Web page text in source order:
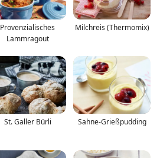
Provenzialisches
Lammragout
Milchreis (Thermomix)
St. Galler Bürli Sahne-Grießpudding